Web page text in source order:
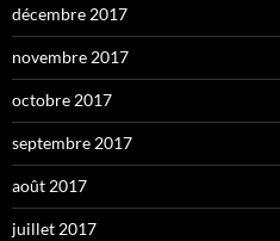
décembre 2017
novembre 2017
octobre 2017
septembre 2017
août 2017
juillet 2017